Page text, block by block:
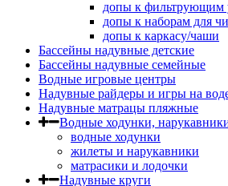
допы к фильтрующим
допы к наборам для
допы к каркасу/чаши
Бассейны надувные детские
Бассейны надувные семейные
Водные игровые центры
Надувные райдеры и игры на
Надувные матрацы пляжные
Водные ходунки,
водные ходунки
жилеты и нарукавники
матрасики и лодочки
Надувные круги